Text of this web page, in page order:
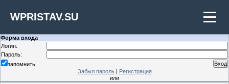
WPRISTAV.SU
Форма входа
Логин:
Пароль:
запомнить
Забыл пароль| Регистрация
или